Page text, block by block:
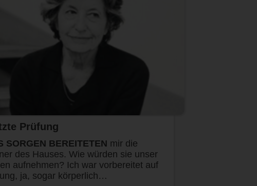
Prüfung
SORGEN BEREITETEN mir die
des Hauses. Wie würden sie unser
aufnehmen? Ich war vorbereitet auf
ja, sogar körperlich…